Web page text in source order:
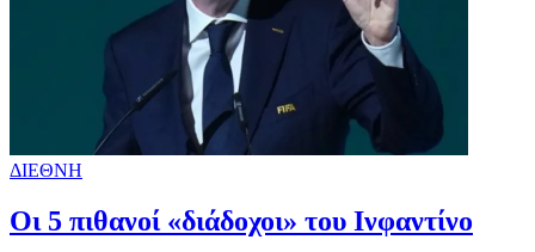
ΔΙΕΘΝΗ
Οι 5 πιθανοί «διάδοχοι» του Ινφαντίνο